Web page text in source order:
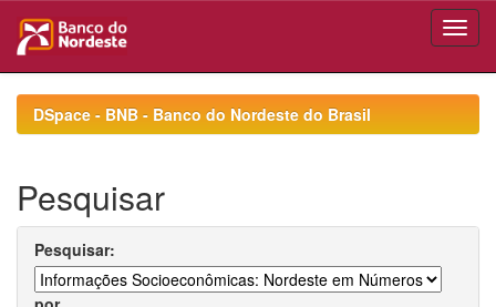
navigationDSpace - BNB - Banco do Nordeste do Brasil
Pesquisar
Pesquisar: